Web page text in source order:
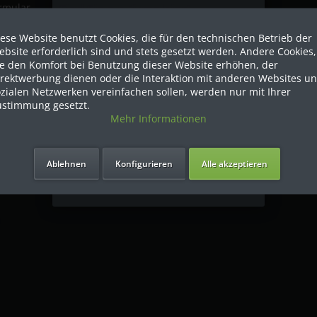
mieten
für Unternehmen
widerrufen
Referenzen
Versandkosten
Liefer-/Versandkosten
AGB
Widerrufsrecht
Datenschutz
Impressum
Website benutzt Cookies, die für den technischen Betrieb der
erforderlich sind und stets gesetzt werden. Andere Cookies,
den Komfort bei Benutzung dieser Website erhöhen, der
dienen oder die Interaktion mit anderen Websites
Netzwerken vereinfachen sollen, werden nur mit Ihrer
gesetzt.
Mehr Informationen
Ablehnen Alle akzeptieren
Konfigurieren
Sind Sie als Firma hier?
Dies ist ein Händler Shop, Preise
werden in NETTO ausgespielt!
Ja ich bin eine Firma